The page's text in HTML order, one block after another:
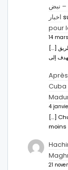
– نبض
اخبار
pour
14
[…] الإعلان عن طريق Ahmed Abdel-Latifسفير مصر بالرباط.
Cuba
4
[…]
moins
21